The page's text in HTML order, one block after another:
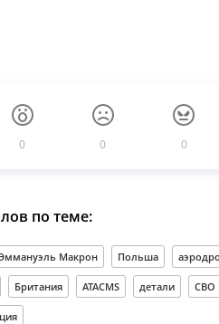
0 0 0
по теме:
Макрон Польша
Британия ATACMS детали СВО